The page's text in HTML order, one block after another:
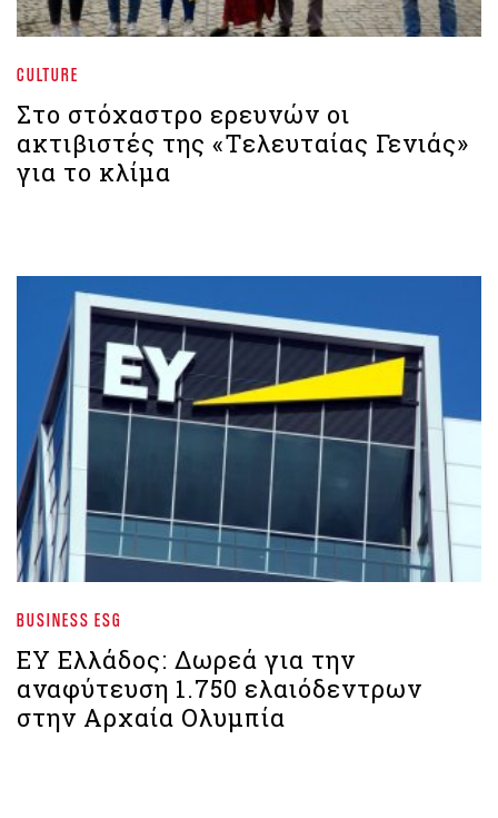
CULTURE
Στο στόχαστρο ερευνών οι
ακτιβιστές της «Τελευταίας Γενιάς»
για το κλίμα
BUSINESS ESG
ΕΥ Ελλάδος: Δωρεά για την
αναφύτευση 1.750 ελαιόδεντρων
στην Αρχαία Ολυμπία